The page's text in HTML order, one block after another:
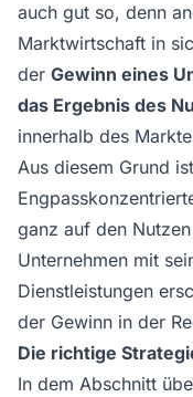
auch gut so, denn
Marktwirtschaft in
der Gewinn eines
das Ergebnis des
innerhalb des
Aus diesem Grund
ganz auf den
Unternehmen mit
Dienstleistungen
der Gewinn in der
Die richtige
In dem Abschnitt